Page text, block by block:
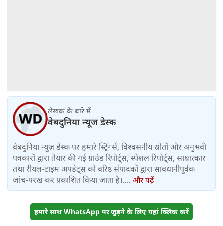
लेखक के बारे में
वेबदुनिया न्यूज डेस्क
वेबदुनिया न्यूज़ डेस्क पर हमारे स्ट्रिंगर्स, विश्वसनीय स्रोतों और अनुभवी
पत्रकारों द्वारा तैयार की गई ग्राउंड रिपोर्ट्स, स्पेशल रिपोर्ट्स, साक्षात्कार
तथा रीयल-टाइम अपडेट्स को वरिष्ठ संपादकों द्वारा सावधानीपूर्वक
जांच-परख कर प्रकाशित किया जाता है।.... और पढ़ें
हमारे साथ WhatsApp पर जुड़ने के लिए यहां क्लिक करें